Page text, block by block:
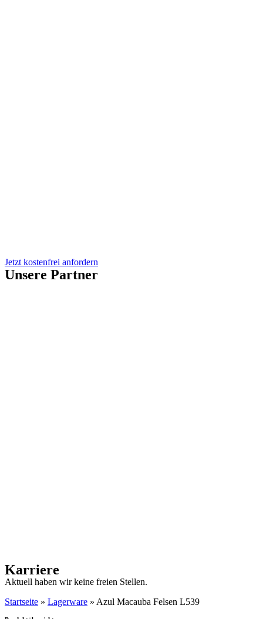
Jetzt kostenfrei anfordern
Unsere Partner
Karriere
Aktuell haben wir keine freien Stellen.
Startseite » Lagerware » Azul Macauba Felsen L539